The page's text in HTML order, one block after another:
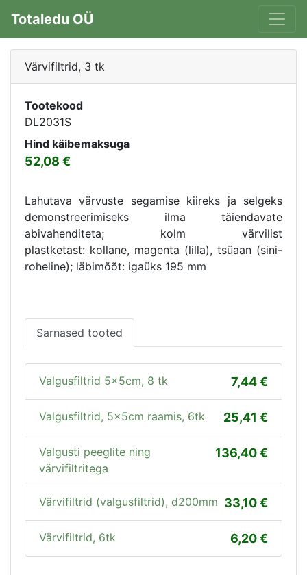
Totaledu OÜ
Värvifiltrid, 3 tk
Tootekood
DL2031S
Hind käibemaksuga
52,08
Lahutava värvuste segamise kiireks ja selgeks
demonstreerimiseks ilma täiendavate
abivahenditeta; kolm värvilist
plastketast: kollane, magenta (lilla), tsüaan (sini-
roheline); läbimõõt: igaüks 195 mm
Sarnased tooted
7,44
Valgusfiltrid 5x5cm, 8 tk
25,41
Valgusfiltrid, 5x5cm raamis, 6tk
136,40
Valgusti peeglite ning
värvifiltritega
33,10
Värvifiltrid (valgusfiltrid), d200mm
6,20
Värvifiltrid, 6tk